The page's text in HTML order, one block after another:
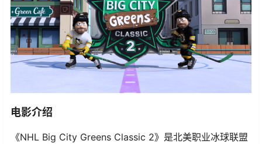
电影介绍
《NHL Big City Greens Classic 2》是北美职业冰球联盟